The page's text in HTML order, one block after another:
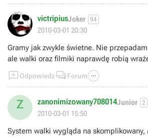
victripiusJoker 94
2010-03-01 20:30
Gramy jak zwykle świetne. Nie
ale walki oraz filmiki naprawdę robią
Odpowiedz  Forum 
Z zanonimizowany708014Junior 2
2010-03-01 15:50
System walki wygląda na skomplikowany,